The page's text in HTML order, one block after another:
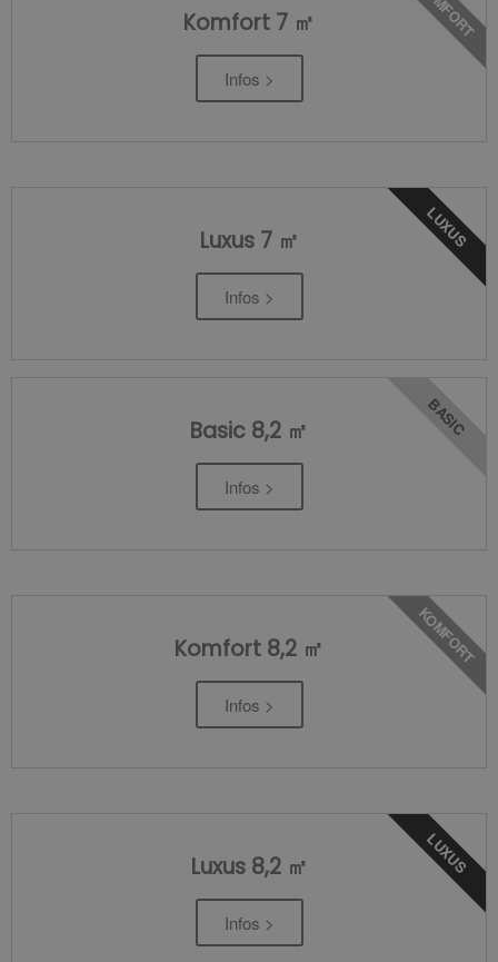
Komfort 7 ㎡
Infos >
Luxus 7 ㎡
Infos >
LUXUS
Basic 8,2 ㎡
Infos >
BASIC
Komfort 8,2 ㎡
Infos >
KOMFORT
Luxus 8,2 ㎡
Infos >
LUXUS